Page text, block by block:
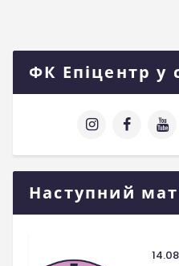
ФК Епіцентр у
Наступний